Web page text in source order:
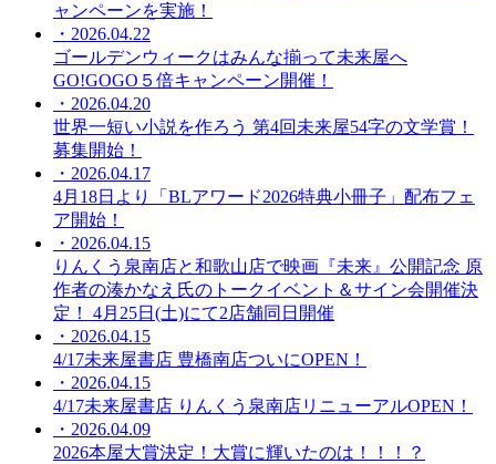
ャンペーンを実施！
・2026.04.22
ゴールデンウィークはみんな揃って未来屋へ
GO!GOGO５倍キャンペーン開催！
・2026.04.20
世界一短い小説を作ろう 第4回未来屋54字の文学賞！
募集開始！
・2026.04.17
4月18日より「BLアワード2026特典小冊子」配布フェ
ア開始！
・2026.04.15
りんくう泉南店と和歌山店で映画『未来』公開記念 原
作者の湊かなえ氏のトークイベント＆サイン会開催決
定！ 4月25日(土)にて2店舗同日開催
・2026.04.15
4/17未来屋書店 豊橋南店ついにOPEN！
・2026.04.15
4/17未来屋書店 りんくう泉南店リニューアルOPEN！
・2026.04.09
2026本屋大賞決定！大賞に輝いたのは！！！？